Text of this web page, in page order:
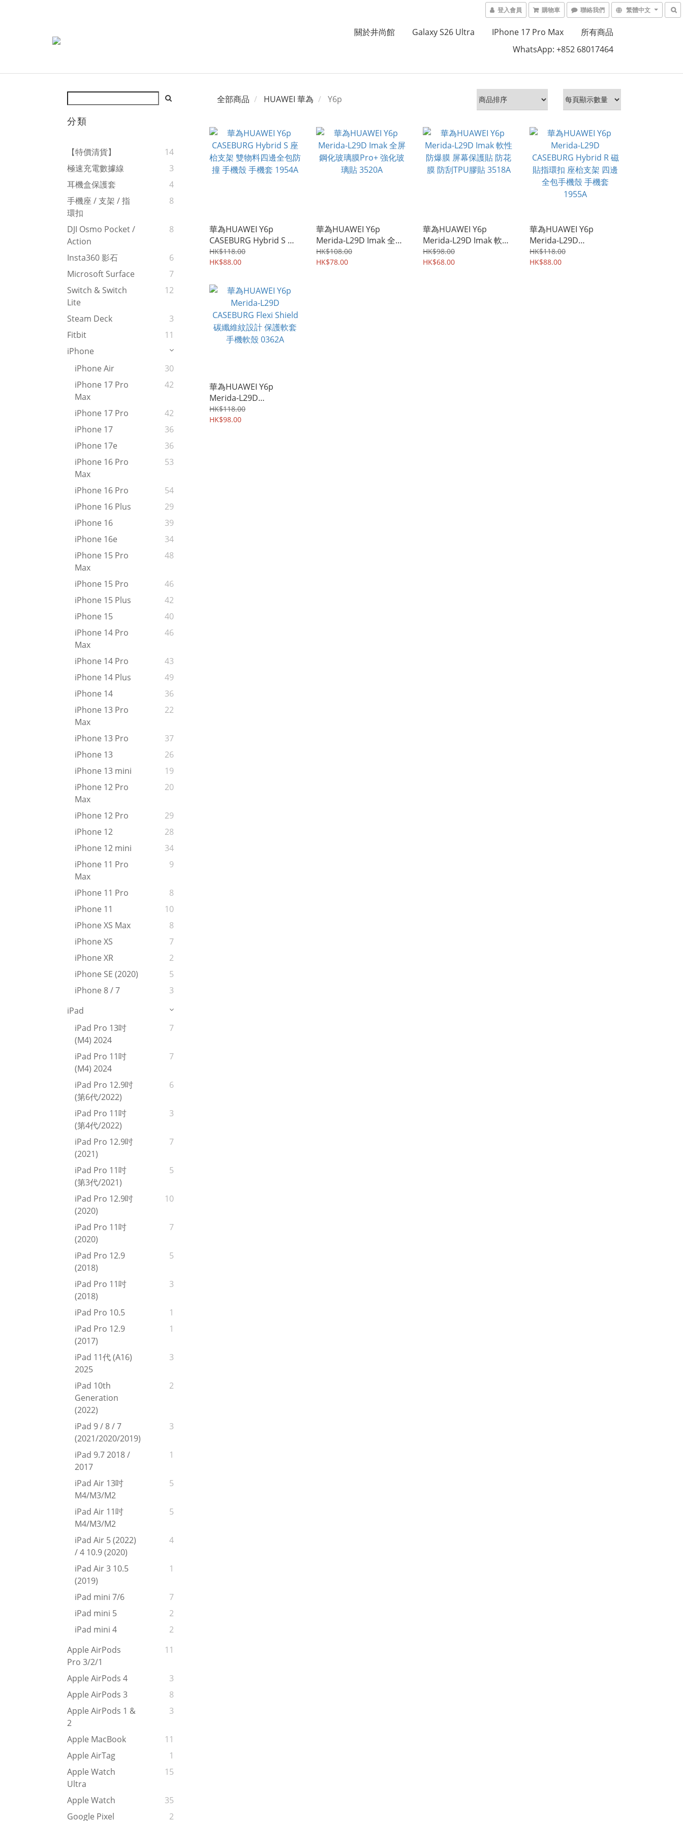
登入會員 購物車 聯絡我們 繁體中文
關於井尚館 Galaxy S26 Ultra IPhone 17 Pro Max
所有商品
WhatsApp: +852 68017464
分類
【特價清貨】
14
極速充電數據線
3
耳機盒保護套
4
手機座 / 支架 / 指
環扣
8
DJI Osmo Pocket /
Action
8
Insta360 影石
6
Microsoft Surface
7
Switch & Switch
Lite
12
Steam Deck
3
Fitbit
11
iPhone
iPhone Air
30
iPhone 17 Pro
Max
42
iPhone 17 Pro
42
iPhone 17
36
iPhone 17e
36
iPhone 16 Pro
Max
53
iPhone 16 Pro
54
iPhone 16 Plus
29
iPhone 16
39
iPhone 16e
34
iPhone 15 Pro
Max
48
iPhone 15 Pro
46
iPhone 15 Plus
42
iPhone 15
40
iPhone 14 Pro
Max
46
iPhone 14 Pro
43
iPhone 14 Plus
49
iPhone 14
36
iPhone 13 Pro
Max
22
iPhone 13 Pro
37
iPhone 13
26
iPhone 13 mini
19
iPhone 12 Pro
Max
20
iPhone 12 Pro
29
iPhone 12
28
iPhone 12 mini
34
iPhone 11 Pro
Max
9
iPhone 11 Pro
8
iPhone 11
10
iPhone XS Max
8
iPhone XS
7
iPhone XR
2
iPhone SE (2020)
5
iPhone 8 / 7
3
iPad
iPad Pro 13吋
(M4) 2024
7
iPad Pro 11吋
(M4) 2024
7
iPad Pro 12.9吋
(第6代/2022)
6
iPad Pro 11吋
(第4代/2022)
3
iPad Pro 12.9吋
(2021)
7
iPad Pro 11吋
(第3代/2021)
5
iPad Pro 12.9吋
(2020)
10
iPad Pro 11吋
(2020)
7
iPad Pro 12.9
(2018)
5
iPad Pro 11吋
(2018)
3
iPad Pro 10.5
1
iPad Pro 12.9
(2017)
1
iPad 11代 (A16)
2025
3
iPad 10th
Generation
(2022)
2
iPad 9 / 8 / 7
(2021/2020/2019)
3
iPad 9.7 2018 /
2017
1
iPad Air 13吋
M4/M3/M2
5
iPad Air 11吋
M4/M3/M2
5
iPad Air 5 (2022)
/ 4 10.9 (2020)
4
iPad Air 3 10.5
(2019)
1
iPad mini 7/6
7
iPad mini 5
2
iPad mini 4
2
Apple AirPods
Pro 3/2/1
11
Apple AirPods 4
3
Apple AirPods 3
8
Apple AirPods 1 &
2
3
Apple MacBook
11
Apple AirTag
1
Apple Watch
Ultra
15
Apple Watch
35
Google Pixel
2
全部商品 HUAWEI 華為 Y6p
華為HUAWEI Y6p
CASEBURG Hybrid S 座
枱支架 雙物料四邊全包防
撞 手機殼 手機套 1954A
HK$118.00
HK$88.00
華為HUAWEI Y6p
Merida-L29D Imak 全屏
鋼化玻璃膜Pro+ 強化玻
璃貼 3520A
HK$108.00
HK$78.00
華為HUAWEI Y6p
Merida-L29D Imak 軟性
防爆膜 屏幕保護貼 防花
膜 防刮TPU膠貼 3518A
HK$98.00
HK$68.00
華為HUAWEI Y6p
Merida-L29D
CASEBURG Hybrid R 磁
貼指環扣 座枱支架 四邊
HK$118.00
HK$88.00
華為HUAWEI Y6p
Merida-L29D
CASEBURG Flexi Shield
碳纖維紋設計 保護軟套
HK$118.00
HK$98.00